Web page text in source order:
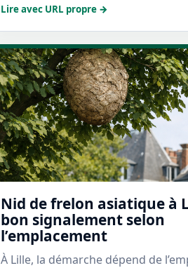
Lire avec URL propre →
Nid de frelon asiatique à
bon signalement selon
l’emplacement
À Lille, la démarche dépend de